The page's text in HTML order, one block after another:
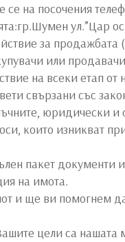
на посочения
ул.”Цар
за
или
на всеки етап от
свързани със
юридически и
които изникват
пакет документи
на имота.
и ще ви помогнем
цели са нашата